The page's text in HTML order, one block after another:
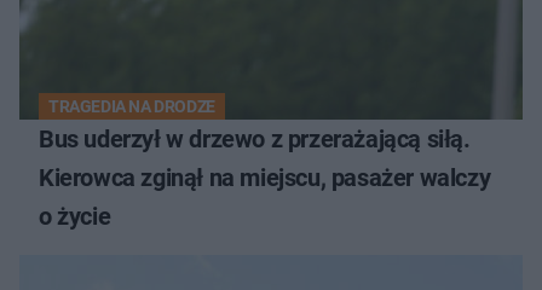
TRAGEDIA NA DRODZE
Bus uderzył w drzewo z przerażającą siłą.
Kierowca zginął na miejscu, pasażer walczy
o życie